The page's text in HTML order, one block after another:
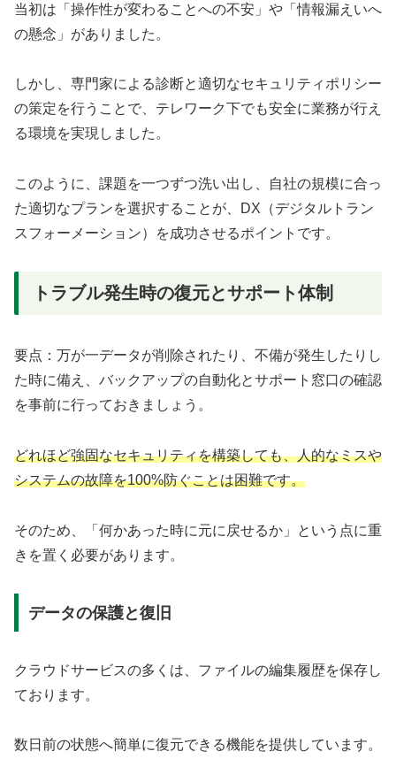
当初は「操作性が変わることへの不安」や「情報漏えいへ
の懸念」がありました。
しかし、専門家による診断と適切なセキュリティポリシー
の策定を行うことで、テレワーク下でも安全に業務が行え
る環境を実現しました。
このように、課題を一つずつ洗い出し、自社の規模に合っ
た適切なプランを選択することが、DX（デジタルトラン
スフォーメーション）を成功させるポイントです。
トラブル発生時の復元とサポート体制
要点：万が一データが削除されたり、不備が発生したりし
た時に備え、バックアップの自動化とサポート窓口の確認
を事前に行っておきましょう。
どれほど強固なセキュリティを構築しても、人的なミスや
システムの故障を100%防ぐことは困難です。
そのため、「何かあった時に元に戻せるか」という点に重
きを置く必要があります。
データの保護と復旧
クラウドサービスの多くは、ファイルの編集履歴を保存し
ております。
数日前の状態へ簡単に復元できる機能を提供しています。